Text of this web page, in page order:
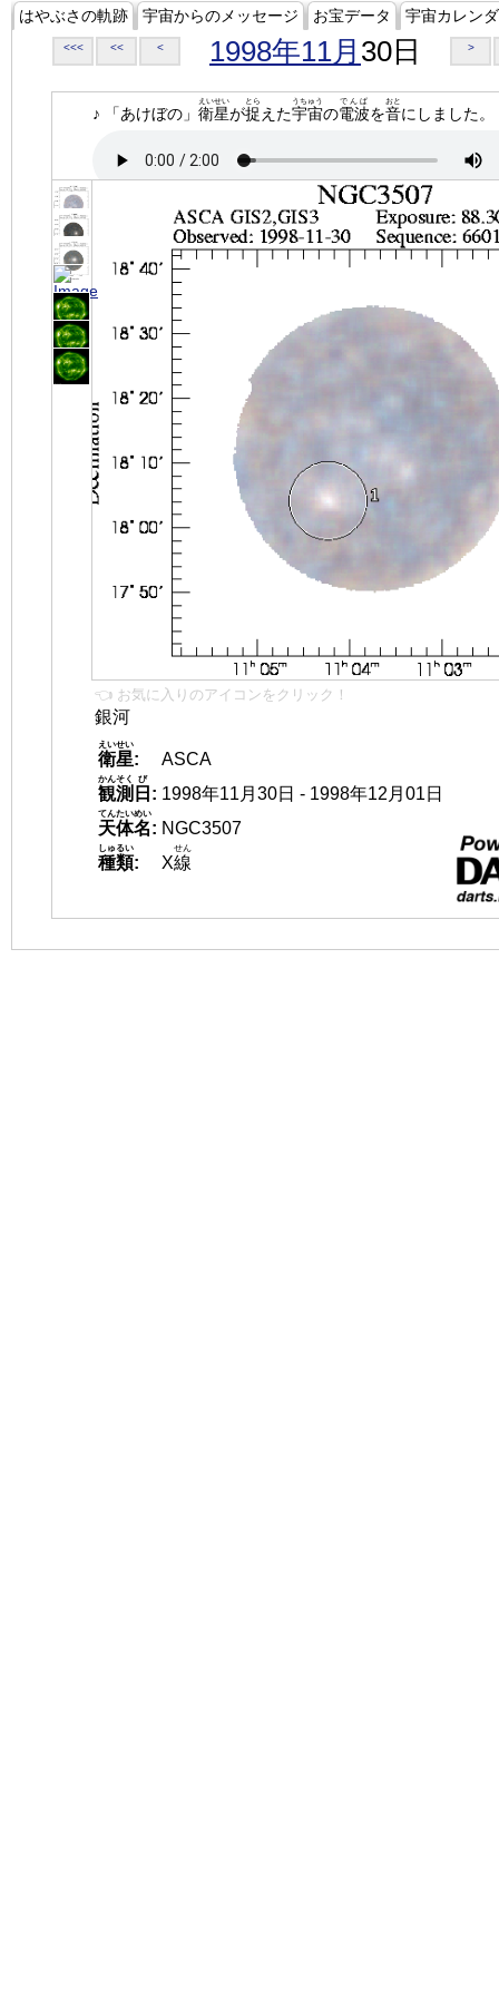
はやぶさの軌跡 宇宙からのメッセージ お宝データ 宇宙カレン
<<< << < 1998年11月 30日 >
♪ 「あけぼの」 衛星
えいせい
が捉
とら
えた宇宙
うちゅう
の電波
でんぱ
を音
おと
にしました。
👈 お気に入りのアイコンをクリック！
銀河
衛星
えいせい
:
ASCA
観測
かんそく
日
び
: 1998年11月30日 - 1998年12月01日
天体名
てんたいめい
: NGC3507
種類
しゅるい
: X線
せん